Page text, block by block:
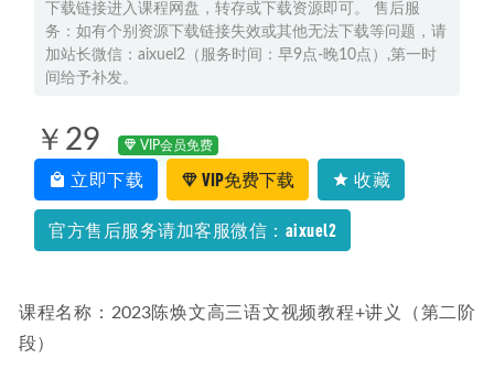
下载链接进入课程网盘，转存或下载资源即可。 售后服
务：如有个别资源下载链接失效或其他无法下载等问题，请
加站长微信：aixuel2（服务时间：早9点-晚10点）,第一时
间给予补发。
￥29 VIP会员免费
立即下载 VIP免费下载 收藏
官方售后服务请加客服微信：aixuel2
课程名称：2023陈焕文高三语文视频教程+讲义（第二阶
段）
最新网课教程2022年考研机械硕士全程教学视频,171.90G学习
资料百度网盘资源打包下载 2022-01-30
23年高中网课教程2023郑关飞高三政治视频教程高考二三轮
腾讯课堂2023周芳煜高三生物网课教程高考二三轮复习视频
教程 2023-03-14
猿辅导2023廖耀华高三化学秋季班视频教程 2022-10-07